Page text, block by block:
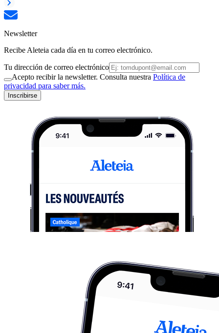
Newsletter
Recibe Aleteia cada día en tu correo electrónico.
Tu dirección de correo electrónico
Acepto recibir la newsletter. Consulta nuestra Política de
privacidad para saber más.
Inscribirse